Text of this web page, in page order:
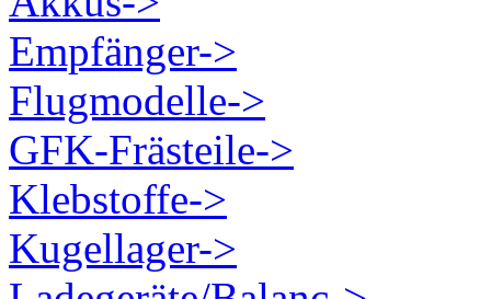
Empfänger->
Flugmodelle->
GFK-Frästeile->
Klebstoffe->
Kugellager->